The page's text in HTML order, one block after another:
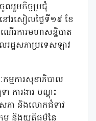
លរួមកិច្ចប្រជុំ
ៅរសៀលថ្ងៃទី១៩ ខែ
ើរការមហាសន្និបាត
រដ្ឋសភាប្រទេសឡាវ
មការសុខាភិបាល
ការងារ បណ្តុះ
ឋសភា និងលោកជំទាវ
ម្ម និងយុត្តិធម៌នៃ